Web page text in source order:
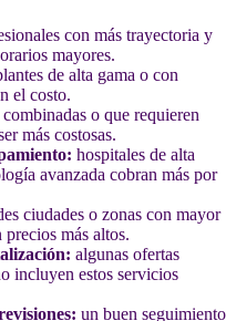
con más trayectoria y
mayores.
de alta gama o con
el costo.
o que requieren
más costosas.
hospitales de alta
avanzada cobran más por
ciudades o zonas con mayor
precios más altos.
algunas ofertas
incluyen estos servicios
un buen seguimiento